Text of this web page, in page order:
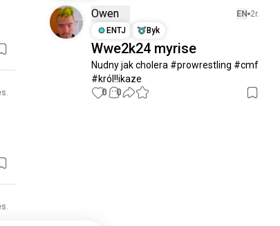
Owen EN 2r.
ENTJ
Byk
Wwe2k24 myrise
Nudny jak cholera #prowrestling #cmf
#król!!ikaze
0 0